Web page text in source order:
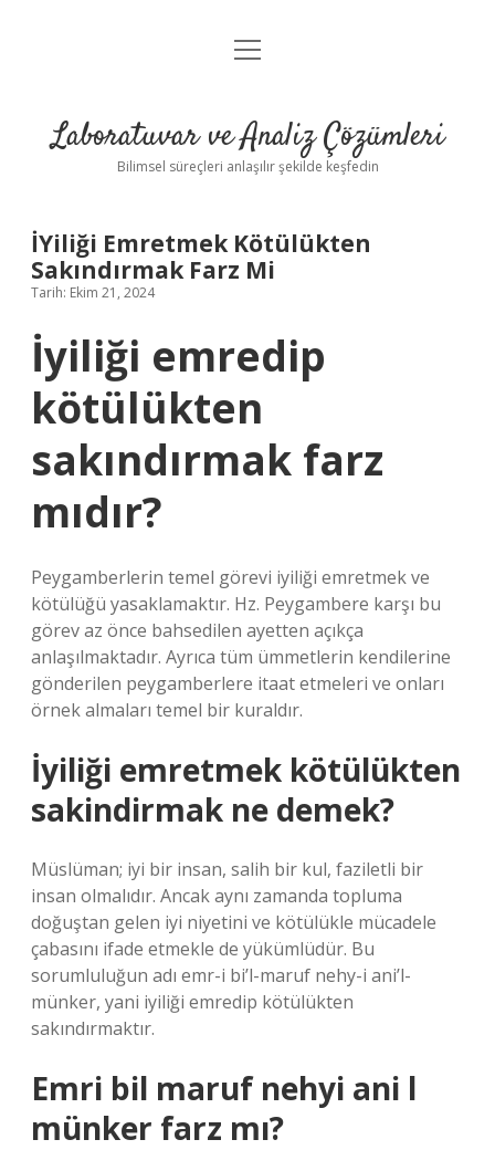
Anasayfa
Yasal Uyarı
menüyü
Laboratuvar ve Analiz Çözümleri
Bilimsel süreçleri anlaşılır şekilde keşfedin
İYiliği Emretmek Kötülükten
Sakındırmak Farz Mi
Tarih: Ekim 21, 2024
İyiliği emredip
kötülükten
sakındırmak farz
mıdır?
Peygamberlerin temel görevi iyiliği emretmek ve
kötülüğü yasaklamaktır. Hz. Peygambere karşı bu
görev az önce bahsedilen ayetten açıkça
anlaşılmaktadır. Ayrıca tüm ümmetlerin kendilerine
gönderilen peygamberlere itaat etmeleri ve onları
örnek almaları temel bir kuraldır.
İyiliği emretmek kötülükten
sakindirmak ne demek?
Müslüman; iyi bir insan, salih bir kul, faziletli bir
insan olmalıdır. Ancak aynı zamanda topluma
doğuştan gelen iyi niyetini ve kötülükle mücadele
çabasını ifade etmekle de yükümlüdür. Bu
sorumluluğun adı emr-i bi’l-maruf nehy-i ani’l-
münker, yani iyiliği emredip kötülükten
sakındırmaktır.
Emri bil maruf nehyi ani l
münker farz mı?